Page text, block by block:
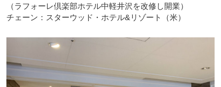
（ラフォーレ倶楽部ホテル中軽井沢を改修し開業）
チェーン：スターウッド・ホテル&リゾート（米）